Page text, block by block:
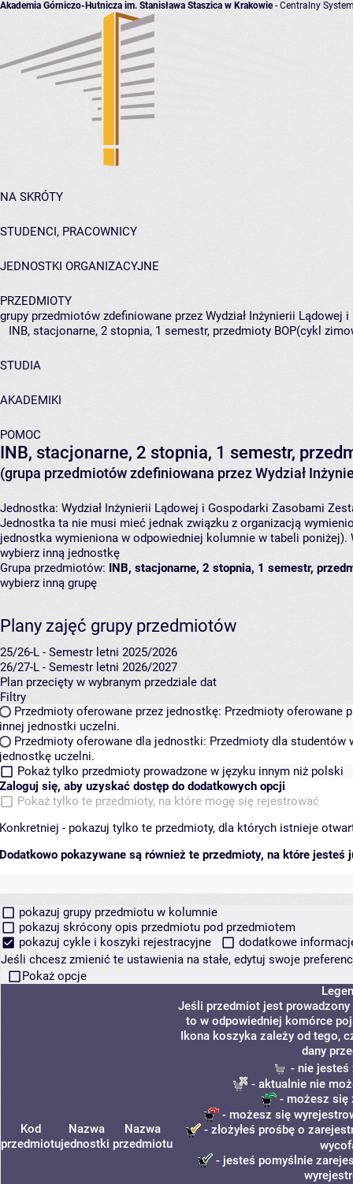
Akademia Górniczo-Hutnicza im. Stanisława Staszica w Krakowie- Centralny
NA SKRÓTY
STUDENCI, PRACOWNICY
JEDNOSTKI ORGANIZACYJNE
PRZEDMIOTY
grupy przedmiotów zdefiniowane przez Wydział Inżynierii Lądowej
INB, stacjonarne, 2 stopnia, 1 semestr, przedmioty BOP(cykl
STUDIA
AKADEMIKI
POMOC
INB, stacjonarne, 2 stopnia, 1 semestr,
(grupa przedmiotów zdefiniowana przez Wydział
Jednostka: Wydział Inżynierii Lądowej i Gospodarki Zasobami
Jednostka ta nie musi mieć jednak związku z organizacją
jednostka wymieniona w odpowiedniej kolumnie w tabeli
wybierz inną jednostkę
Grupa przedmiotów: INB, stacjonarne, 2 stopnia, 1 semestr,
wybierz inną grupę
Plany zajęć grupy przedmiotów
25/26-L - Semestr letni 2025/2026
26/27-L - Semestr letni 2026/2027
Plan przecięty w wybranym przedziale dat
Filtry
Przedmioty oferowane przez jednostkę: Przedmioty oferowane
innej jednostki uczelni.
Przedmioty oferowane dla jednostki: Przedmioty dla studentów
jednostkę uczelni.
Pokaż tylko przedmioty prowadzone w języku innym niż polski
Zaloguj się, aby uzyskać dostęp do dodatkowych opcji
Pokaż tylko te przedmioty, na które mogę się rejestrować
Konkretniej - pokazuj tylko te przedmioty, dla których istnieje
Dodatkowo pokazywane są również te przedmioty, na które jesteś
pokazuj grupy przedmiotu w kolumnie
pokazuj skrócony opis przedmiotu pod przedmiotem
pokazuj cykle i koszyki rejestracyjne
dodatkowe
Jeśli chcesz zmienić te ustawienia na stałe, edytuj swoje
Pokaż opcje
Kod
przedmiotu
Nazwa
jednostki
Nazwa
przedmiotu
Jeśli przedmiot jest prowadzony
to w odpowiedniej komórce
Ikona koszyka zależy od tego,
dany
- nie jesteś
- aktualnie nie
- możesz się
- możesz się
- złożyłeś prośbę o
- jesteś pomyślnie